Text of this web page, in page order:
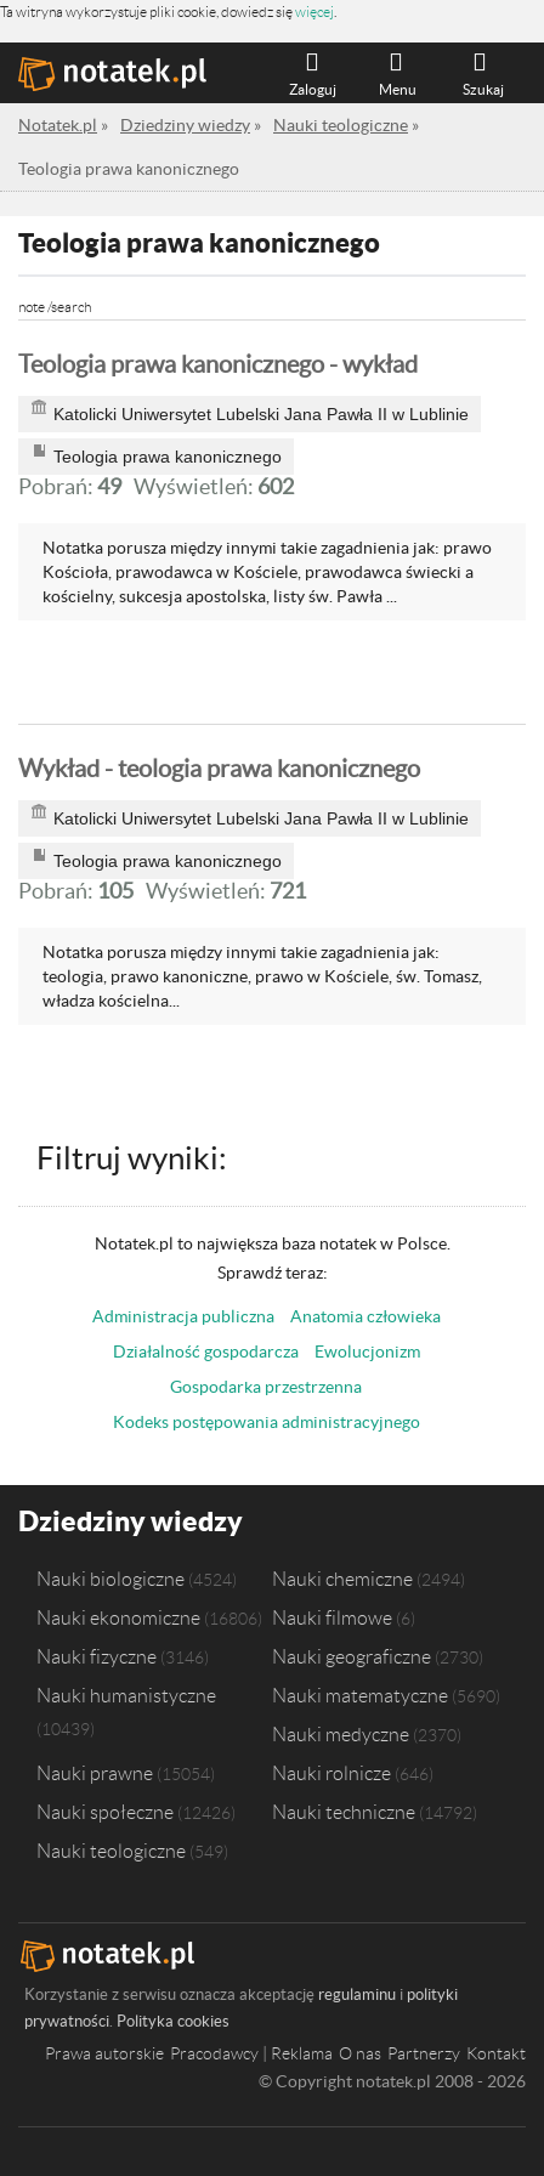
Ta witryna wykorzystuje pliki cookie, dowiedz sięwięcej
Szukaj
Menu
Zaloguj
Notatek.pl » Dziedziny wiedzy » Nauki teologiczne »
Teologia prawa kanonicznego
Teologia prawa kanonicznego
note /search
Teologia prawa kanonicznego - wykład
Katolicki Uniwersytet Lubelski Jana Pawła II w Lublinie
Teologia prawa kanonicznego
Pobrań:49 Wyświetleń: 602
Notatka porusza między innymi takie zagadnienia jak: prawo
Kościoła, prawodawca w Kościele, prawodawca świecki a
kościelny, sukcesja apostolska, listy św. Pawła ...
Wykład - teologia prawa kanonicznego
Katolicki Uniwersytet Lubelski Jana Pawła II w Lublinie
Teologia prawa kanonicznego
Pobrań: 105 Wyświetleń: 721
Notatka porusza między innymi takie zagadnienia jak:
teologia, prawo kanoniczne, prawo w Kościele, św. Tomasz,
władza kościelna...
Filtruj wyniki:
Notatek.pl to największa baza notatek w Polsce.
Sprawdź teraz:
Administracja publiczna
Anatomia człowieka
Działalność gospodarcza
Ewolucjonizm
Gospodarka przestrzenna
Kodeks postępowania administracyjnego
Dziedziny wiedzy
Nauki biologiczne 4524 Nauki chemiczne 2494
Nauki ekonomiczne 16806 Nauki filmowe 6
Nauki fizyczne 3146 Nauki geograficzne 2730
Nauki humanistyczne
10439
Nauki matematyczne 5690
Nauki medyczne 2370
Nauki prawne 15054 Nauki rolnicze 646
Nauki społeczne 12426 Nauki techniczne 14792
Nauki teologiczne 549
Korzystanie z serwisu oznacza akceptację regulaminu i polityki
prywatności. Polityka cookies
Prawa autorskie Pracodawcy | Reklama O nas Partnerzy Kontakt
© Copyright notatek.pl 2008 - 2026